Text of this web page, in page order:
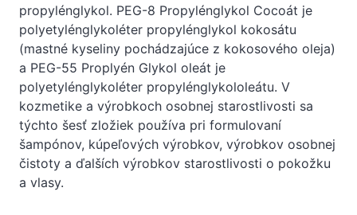
propylénglykol. PEG-8 Propylénglykol Cocoát je
polyetylénglykoléter propylénglykol kokosátu
(mastné kyseliny pochádzajúce z kokosového oleja)
a PEG-55 Proplyén Glykol oleát je
polyetylénglykoléter propylénglykololeátu. V
kozmetike a výrobkoch osobnej starostlivosti sa
týchto šesť zložiek používa pri formulovaní
šampónov, kúpeľových výrobkov, výrobkov osobnej
čistoty a ďalších výrobkov starostlivosti o pokožku
a vlasy.